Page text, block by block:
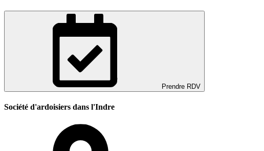
Prendre RDV
Société d'ardoisiers dans l'Indre